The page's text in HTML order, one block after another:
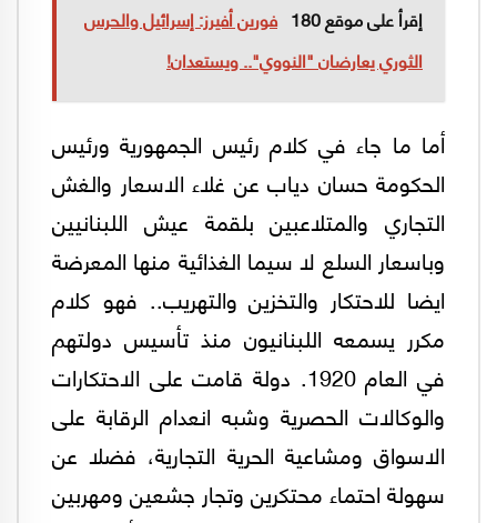
إقرأ على موقع 180
فورين أفيرز: إسرائيل والحرس
الثوري يعارضان "النووي".. ويستعدان!
أما ما جاء في كلام رئيس الجمهورية ورئيس
الحكومة حسان دياب عن غلاء الاسعار والغش
التجاري والمتلاعبين بلقمة عيش اللبنانيين
وباسعار السلع لا سيما الغذائية منها المعرضة
ايضا للاحتكار والتخزين والتهريب.. فهو كلام
مكرر يسمعه اللبنانيون منذ تأسيس دولتهم
في العام 1920. دولة قامت على الاحتكارات
والوكالات الحصرية وشبه انعدام الرقابة على
الاسواق ومشاعية الحرية التجارية، فضلا عن
سهولة احتماء محتكرين وتجار جشعين ومهربين